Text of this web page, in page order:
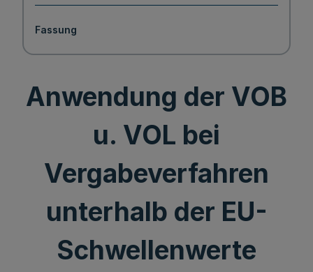
Fassung
Anwendung der VOB
u. VOL bei
Vergabeverfahren
unterhalb der EU-
Schwellenwerte